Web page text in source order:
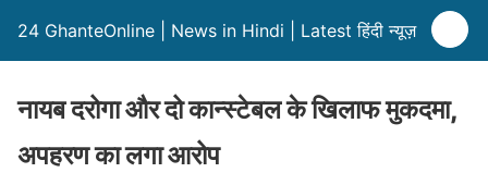
24 GhanteOnline | News in Hindi | Latest हिंदी न्यूज़
नायब दरोगा और दो कान्स्टेबल के खिलाफ मुकदमा,
अपहरण का लगा आरोप